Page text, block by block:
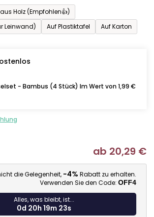
Holz (Empfohlen👍)
Leinwand)
Auf Plastiktafel Auf Karton
- Bambus (4 Stück) Im Wert von 1,99 €
ab 20,29 €
die Gelegenheit, -4% Rabatt zu erhalten.
Verwenden Sie den Code: OFF4
Alles, was bleibt, ist...
0d 20h 19m 22s